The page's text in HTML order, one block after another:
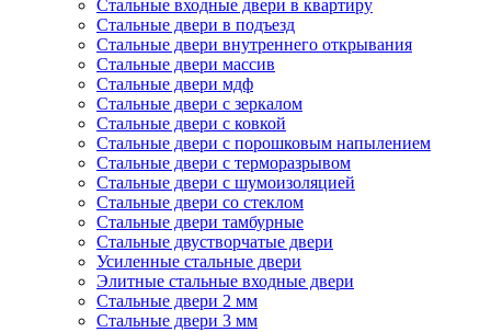
Стальные входные двери в квартиру
Стальные двери в подъезд
Стальные двери внутреннего открывания
Стальные двери массив
Стальные двери мдф
Стальные двери с зеркалом
Стальные двери с ковкой
Стальные двери с порошковым напылением
Стальные двери с терморазрывом
Стальные двери с шумоизоляцией
Стальные двери со стеклом
Стальные двери тамбурные
Стальные двустворчатые двери
Усиленные стальные двери
Элитные стальные входные двери
Стальные двери 2 мм
Стальные двери 3 мм